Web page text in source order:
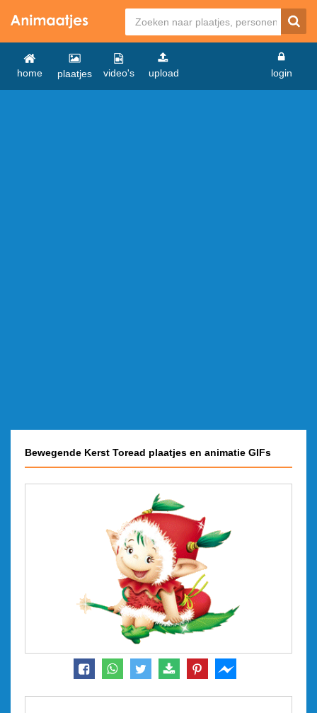
home plaatjes video's upload login
Bewegende Kerst Toread plaatjes en animatie GIFs